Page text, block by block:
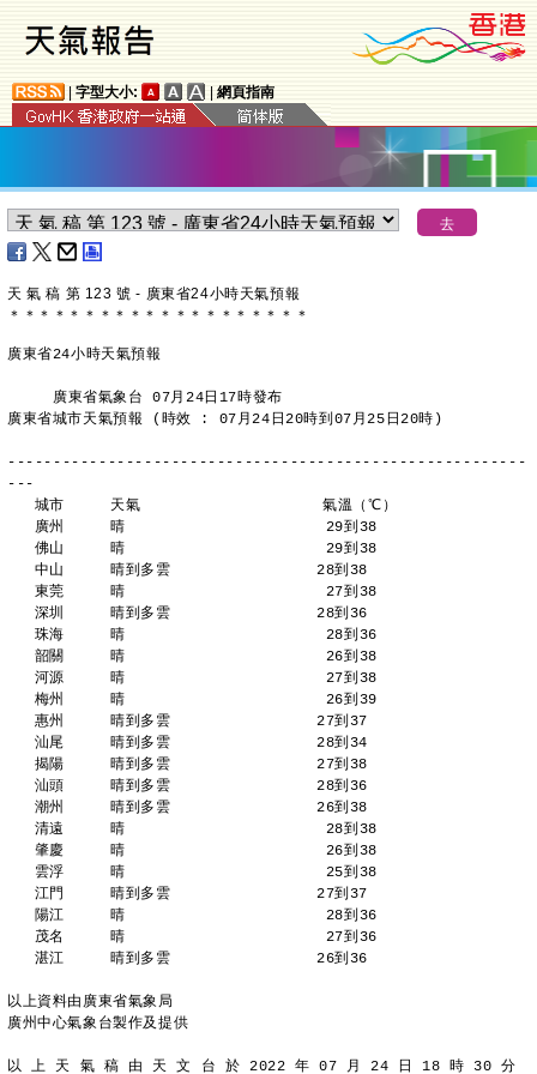
字型大小: 網頁指南
天 氣 稿 第 123 號 - 廣東省24小時天氣預報
＊ ＊ ＊ ＊ ＊ ＊ ＊ ＊ ＊ ＊ ＊ ＊ ＊ ＊ ＊ ＊ ＊ ＊ ＊ ＊
廣東省24小時天氣預報
     廣東省氣象台 07月24日17時發布
廣東省城市天氣預報 (時效 : 07月24日20時到07月25日20時)
---------------------------------------------------------
---
   城市     天氣                    氣溫（℃）
   廣州     晴                      29到38
   佛山     晴                      29到38
   中山     晴到多雲                28到38
   東莞     晴                      27到38
   深圳     晴到多雲                28到36
   珠海     晴                      28到36
   韶關     晴                      26到38
   河源     晴                      27到38
   梅州     晴                      26到39
   惠州     晴到多雲                27到37
   汕尾     晴到多雲                28到34
   揭陽     晴到多雲                27到38
   汕頭     晴到多雲                28到36
   潮州     晴到多雲                26到38
   清遠     晴                      28到38
   肇慶     晴                      26到38
   雲浮     晴                      25到38
   江門     晴到多雲                27到37
   陽江     晴                      28到36
   茂名     晴                      27到36
   湛江     晴到多雲                26到36
以上資料由廣東省氣象局
廣州中心氣象台製作及提供
以 上 天 氣 稿 由 天 文 台 於 2022 年 07 月 24 日 18 時 30 分